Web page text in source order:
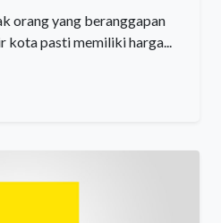
orang yang beranggapan
kota pasti memiliki harga...